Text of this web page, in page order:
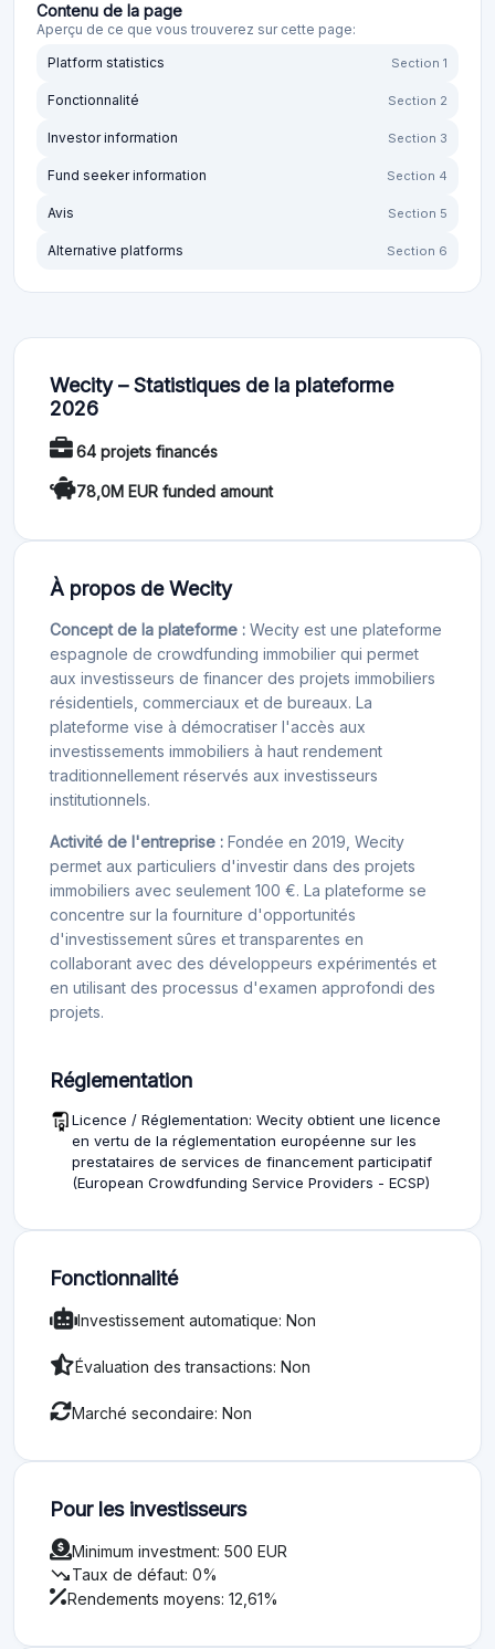
Contenu de la page
Aperçu de ce que vous trouverez sur cette page:
Platform statistics
Section 1
Fonctionnalité Section 2
Investor information Section 3
Fund seeker information Section 4
Avis Section 5
Alternative platforms Section 6
Wecity – Statistiques de la plateforme
2026
64 projets financés
78,0M EUR funded amount
À propos de Wecity
Concept de la plateforme : Wecity est une plateforme
espagnole de crowdfunding immobilier qui permet
aux investisseurs de financer des projets immobiliers
résidentiels, commerciaux et de bureaux. La
plateforme vise à démocratiser l'accès aux
investissements immobiliers à haut rendement
traditionnellement réservés aux investisseurs
institutionnels.
Activité de l'entreprise : Fondée en 2019, Wecity
permet aux particuliers d'investir dans des projets
immobiliers avec seulement 100 €. La plateforme se
concentre sur la fourniture d'opportunités
d'investissement sûres et transparentes en
collaborant avec des développeurs expérimentés et
en utilisant des processus d'examen approfondi des
projets.
Réglementation
Licence / Réglementation: Wecity obtient une licence
en vertu de la réglementation européenne sur les
prestataires de services de financement participatif
(European Crowdfunding Service Providers - ECSP)
Fonctionnalité
Investissement automatique: Non
Évaluation des transactions: Non
Marché secondaire: Non
Pour les investisseurs
Minimum investment: 500 EUR
trending_downTaux de défaut: 0%
Rendements moyens: 12,61%